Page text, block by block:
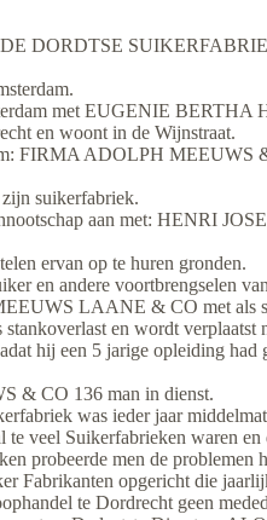
DORDTSE
met EUGENIE BERTHA
en woont in de Wijnstraat.
FIRMA ADOLPH MEEUWS
suikerfabriek.
aan met: HENRI
ervan op te huren gronden.
en andere voortbrengselen
LAANE & CO met als
en wordt
hij een 5 jarige opleiding
& CO 136 man in dienst.
was ieder jaar
veel Suikerfabrieken waren
probeerde men de problemen
Fabrikanten opgericht die
te Dordrecht geen